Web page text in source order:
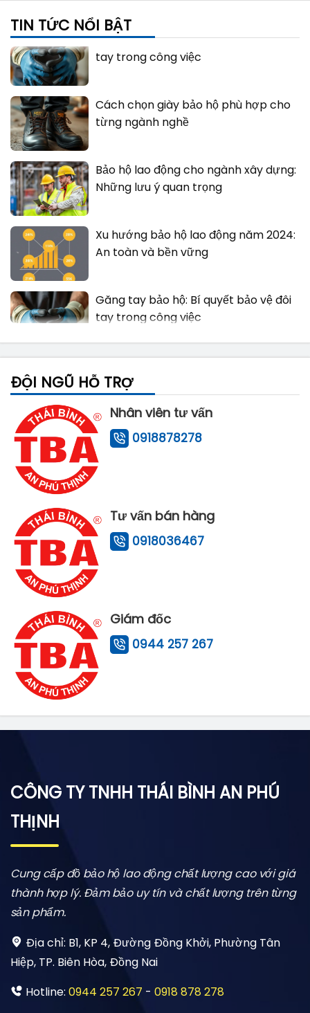
TIN TỨC NỔI BẬTGăng tay bảo hộ: Bí quyết bảo vệ đôi
tay trong công việc
Cách chọn giày bảo hộ phù hợp cho
từng ngành nghề
Bảo hộ lao động cho ngành xây dựng:
Những lưu ý quan trọng
Xu hướng bảo hộ lao động năm 2024:
An toàn và bền vững
Găng tay bảo hộ: Bí quyết bảo vệ đôi
tay trong công việc
Cách chọn giày bảo hộ phù hợp cho
từng ngành nghề
Bảo hộ lao động cho ngành xây dựng:
Những lưu ý quan trọng
ĐỘI NGŨ HỖ TRỢ
Nhân viên tư vấn
0918878278
Tư vấn bán hàng
0918036467
Giám đốc
0944 257 267
CÔNG TY TNHH THÁI BÌNH AN PHÚ
THỊNH
Cung cấp đồ bảo hộ lao động chất lượng cao với giá
thành hợp lý. Đảm bảo uy tín và chất lượng trên từng
sản phẩm.
Địa chỉ: B1, KP 4, Đường Đồng Khởi, Phường Tân
Hiệp, TP. Biên Hòa, Đồng Nai
Hotline: 0944 257 267 - 0918 878 278